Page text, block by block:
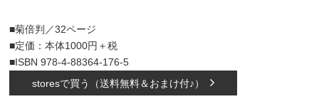
■菊倍判／32ページ
■定価：本体1000円＋税
■ISBN 978-4-88364-176-5
storesで買う（送料無料＆おまけ付♪）